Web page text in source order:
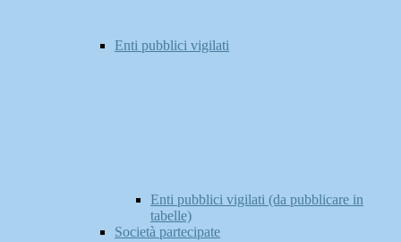
Enti pubblici vigilati
Enti pubblici vigilati (da pubblicare in
tabelle)
Società partecipate